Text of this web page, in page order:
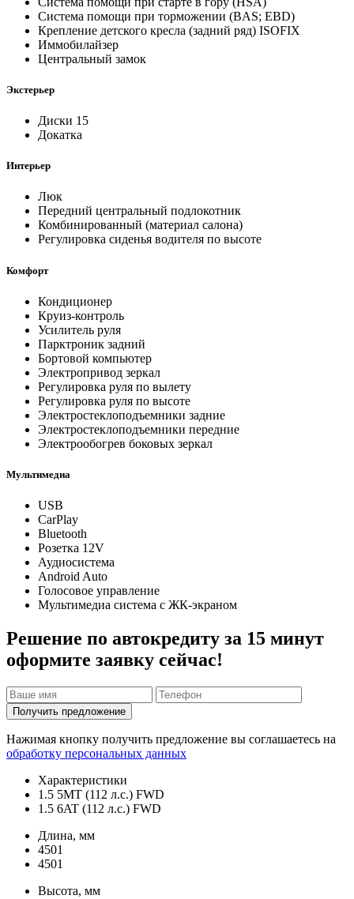
Система помощи при торможении (BAS; EBD)
Крепление детского кресла (задний ряд) ISOFIX
Иммобилайзер
Центральный замок
Экстерьер
Диски 15
Докатка
Интерьер
Люк
Передний центральный подлокотник
Комбинированный (материал салона)
Регулировка сиденья водителя по высоте
Комфорт
Кондиционер
Круиз-контроль
Усилитель руля
Парктроник задний
Бортовой компьютер
Электропривод зеркал
Регулировка руля по вылету
Регулировка руля по высоте
Электростеклоподъемники задние
Электростеклоподъемники передние
Электрообогрев боковых зеркал
Мультимедиа
USB
CarPlay
Bluetooth
Розетка 12V
Аудиосистема
Android Auto
Голосовое управление
Мультимедиа система с ЖК-экраном
Решение по автокредиту за 15 минут
оформите заявку сейчас!
Получить предложение
Нажимая кнопку получить предложение вы соглашаетесь на
обработку персональных данных
Характеристики
1.5 5MT (112 л.с.) FWD
1.5 6AT (112 л.с.) FWD
Длина, мм
4501
4501
Высота, мм